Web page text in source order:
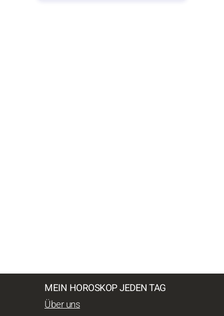
MEIN HOROSKOP JEDEN TAG
Über uns